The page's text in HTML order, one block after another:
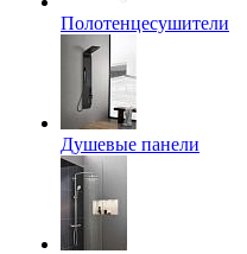
Полотенцесушители
Душевые панели